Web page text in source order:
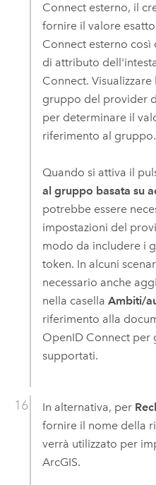
Connectesterno, il
fornire il valore
Connectesterno così
di attributo
Connect.
gruppo del provider
per determinare il
riferimento al gruppo.
Quando si attiva il
al gruppo basata su
potrebbe essere
impostazioni del
modo da includere i
token. In alcuni
necessario anche
nella casella Ambiti/
riferimento alla
OpenID Connectper
supportati.
In alternativa, per
fornire il nome della
verrà utilizzato per
ArcGIS.